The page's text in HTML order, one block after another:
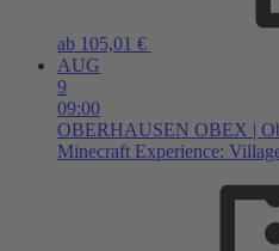
ab 105,01 €
AUG
9
09:00
OBERHAUSEN OBEX |
Minecraft Experience: